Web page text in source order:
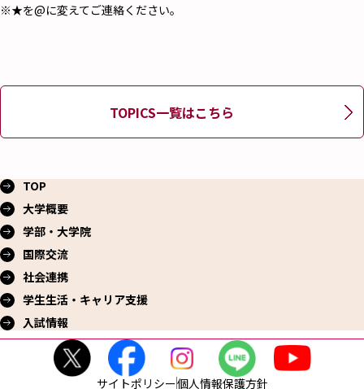
※★を@に変えてご連絡ください。
TOPICS一覧はこちら
TOP
大学概要
学部・大学院
国際交流
社会連携
学生生活・ キャリア支援
入試情報
サイトポリシー個人情報保護方針